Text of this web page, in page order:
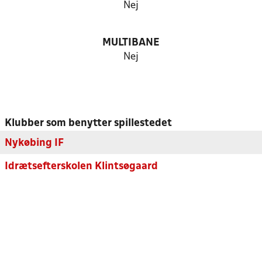
Nej
MULTIBANE
Nej
Klubber som benytter spillestedet
Nykøbing IF
Idrætsefterskolen Klintsøgaard